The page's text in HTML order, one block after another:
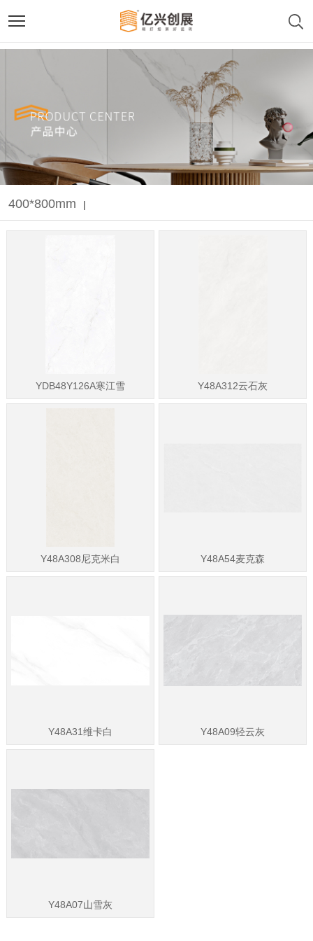
400*800mm |
YDB48Y126A寒江雪 Y48A312云石灰
Y48A308尼克米白 Y48A54麦克森
Y48A31维卡白 Y48A09轻云灰
Y48A07山雪灰